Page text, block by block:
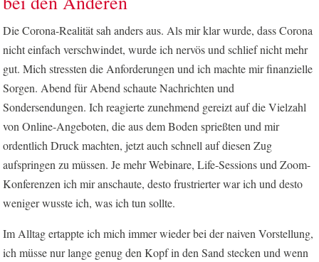
Die Corona-Realität sah anders aus. Als mir klar wurde, dass Corona
nicht einfach verschwindet, wurde ich nervös und schlief nicht mehr
gut. Mich stressten die Anforderungen und ich machte mir finanzielle
Sorgen. Abend für Abend schaute Nachrichten und
Sondersendungen. Ich reagierte zunehmend gereizt auf die Vielzahl
von Online-Angeboten, die aus dem Boden sprießten und mir
ordentlich Druck machten, jetzt auch schnell auf diesen Zug
aufspringen zu müssen. Je mehr Webinare, Life-Sessions und Zoom-
Konferenzen ich mir anschaute, desto frustrierter war ich und desto
weniger wusste ich, was ich tun sollte.
Im Alltag ertappte ich mich immer wieder bei der naiven Vorstellung,
ich müsse nur lange genug den Kopf in den Sand stecken und wenn